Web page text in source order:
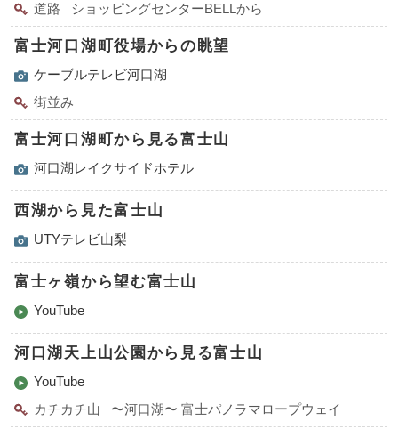
道路
ショッピングセンターBELLから
富士河口湖町役場からの眺望
ケーブルテレビ河口湖
街並み
富士河口湖町から見る富士山
河口湖レイクサイドホテル
西湖から見た富士山
UTYテレビ山梨
富士ヶ嶺から望む富士山
YouTube
河口湖天上山公園から見る富士山
YouTube
カチカチ山
〜河口湖〜 富士パノラマロープウェイ